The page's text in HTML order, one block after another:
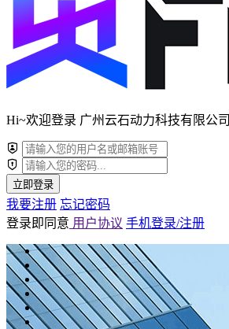
Hi~欢迎登录 广州云石动力科技有限公司
立即登录
我要注册 忘记密码
登录即同意 用户协议 手机登录/注册